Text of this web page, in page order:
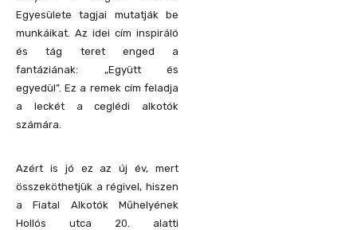
Egyesülete tagjai mutatják be
munkáikat. Az idei cím inspiráló
és tág teret enged a
fantáziának: „Együtt és
egyedül”. Ez a remek cím feladja
a leckét a ceglédi alkotók
számára.
Azért is jó ez az új év, mert
összeköthetjük a régivel, hiszen
a Fiatal Alkotók Műhelyének
Hollós utca 20. alatti